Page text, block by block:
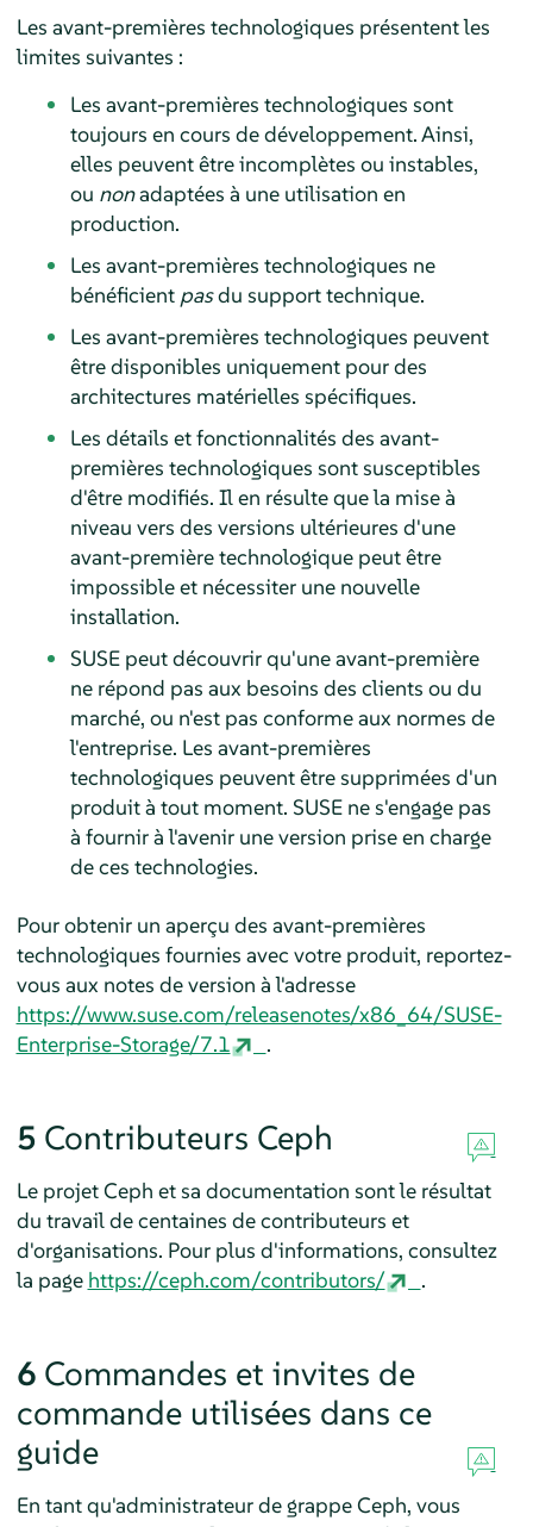
Les avant-premières technologiques présentent les
limites suivantes :
Les avant-premières technologiques sont
toujours en cours de développement. Ainsi,
elles peuvent être incomplètes ou instables,
ou nonadaptées à une utilisation en
production.
Les avant-premières technologiques ne
bénéficient pasdu support technique.
Les avant-premières technologiques peuvent
être disponibles uniquement pour des
architectures matérielles spécifiques.
Les détails et fonctionnalités des avant-
premières technologiques sont susceptibles
d'être modifiés. Il en résulte que la mise à
niveau vers des versions ultérieures d'une
avant-première technologique peut être
impossible et nécessiter une nouvelle
installation.
SUSE peut découvrir qu'une avant-première
ne répond pas aux besoins des clients ou du
marché, ou n'est pas conforme aux normes de
l'entreprise. Les avant-premières
technologiques peuvent être supprimées d'un
produit à tout moment. SUSE ne s'engage pas
à fournir à l'avenir une version prise en charge
de ces technologies.
Pour obtenir un aperçu des avant-premières
technologiques fournies avec votre produit, reportez-
vous aux notes de version à l'adresse
https://www.suse.com/releasenotes/x86_64/SUSE-
Enterprise-Storage/7.1
.
5 Contributeurs Ceph
Le projet Ceph et sa documentation sont le résultat
du travail de centaines de contributeurs et
d'organisations. Pour plus d'informations, consultez
la page https://ceph.com/contributors/ .
6 Commandes et invites de
commande utilisées dans ce
guide
En tant qu'administrateur de grappe Ceph, vous